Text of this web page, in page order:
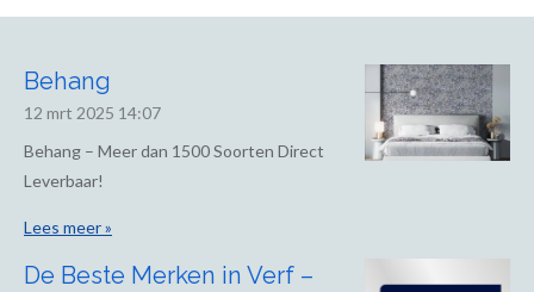
Behang
12 mrt 2025 14:07
Behang – Meer dan 1500 Soorten Direct
Leverbaar!
Lees meer »
De Beste Merken in Verf –